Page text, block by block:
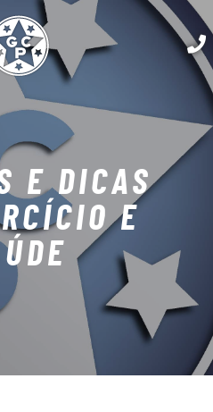
E DICAS
E